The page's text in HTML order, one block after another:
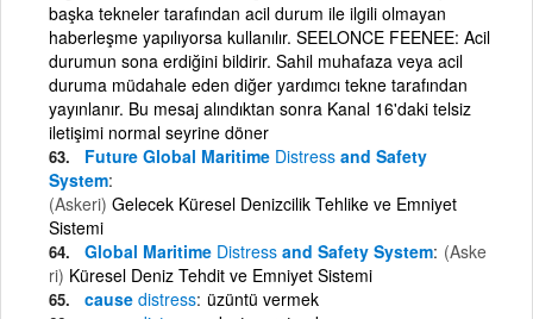
başka tekneler tarafından acil durum ile ilgili olmayan
haberleşme yapılıyorsa kullanılır. SEELONCE FEENEE: Acil
durumun sona erdiğini bildirir. Sahil muhafaza veya acil
duruma müdahale eden diğer yardımcı tekne tarafından
yayınlanır. Bu mesaj alındıktan sonra Kanal 16'daki telsiz
iletişimi normal seyrine döner
Future Global Maritime Distress and Safety
System
(Askeri) Gelecek Küresel Denizcilik Tehlike ve Emniyet
Sistemi
Global Maritime Distress and Safety System (Aske
ri) Küresel Deniz Tehdit ve Emniyet Sistemi
cause distress üzüntü vermek